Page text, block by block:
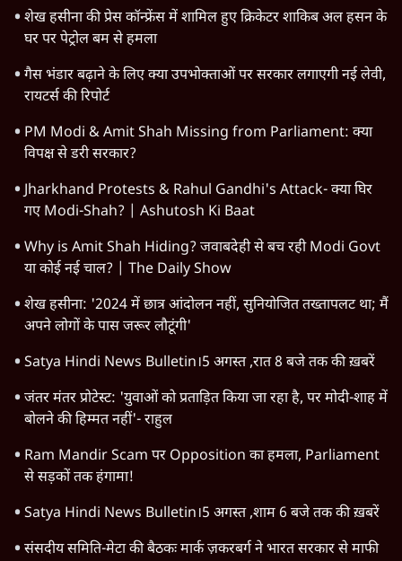
शेख हसीना की प्रेस कॉन्फ्रेंस में शामिल हुए क्रिकेटर शाकिब अल हसन के
घर पर पेट्रोल बम से हमला
गैस भंडार बढ़ाने के लिए क्या उपभोक्ताओं पर सरकार लगाएगी नई लेवी,
रायटर्स की रिपोर्ट
PM Modi & Amit Shah Missing from Parliament: क्या
विपक्ष से डरी सरकार?
Jharkhand Protests & Rahul Gandhi's Attack- क्या घिर
गए Modi-Shah? | Ashutosh Ki Baat
Why is Amit Shah Hiding? जवाबदेही से बच रही Modi Govt
या कोई नई चाल? | The Daily Show
शेख हसीना: '2024 में छात्र आंदोलन नहीं, सुनियोजित तख्तापलट था; मैं
अपने लोगों के पास जरूर लौटूंगी'
Satya Hindi News Bulletin।5 अगस्त ,रात 8 बजे तक की ख़बरें
जंतर मंतर प्रोटेस्ट: 'युवाओं को प्रताड़ित किया जा रहा है, पर मोदी-शाह में
बोलने की हिम्मत नहीं'- राहुल
Ram Mandir Scam पर Opposition का हमला, Parliament
से सड़कों तक हंगामा!
Satya Hindi News Bulletin।5 अगस्त ,शाम 6 बजे तक की ख़बरें
संसदीय समिति-मेटा की बैठकः मार्क ज़करबर्ग ने भारत सरकार से माफी